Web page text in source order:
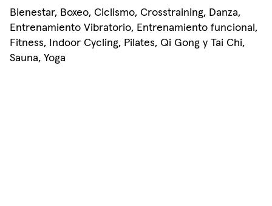
Bienestar, Boxeo, Ciclismo, Crosstraining, Danza,
Entrenamiento Vibratorio, Entrenamiento funcional,
Fitness, Indoor Cycling, Pilates, Qi Gong y Tai Chi,
Sauna, Yoga